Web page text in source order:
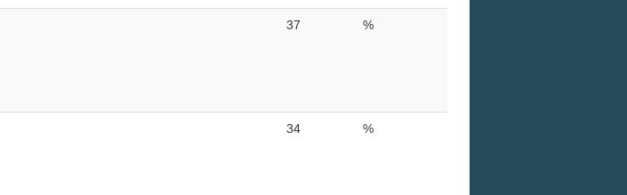
37 %
34 %